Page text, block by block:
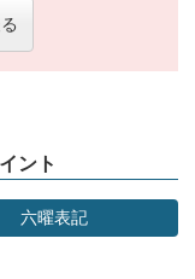
ント
六曜表記